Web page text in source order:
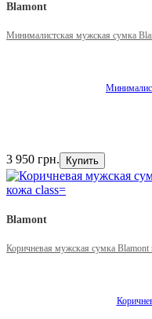
Blamont
Минималистская мужская сумка
3 950 грн. Купить
Blamont
Коричневая мужская сумка Blamont